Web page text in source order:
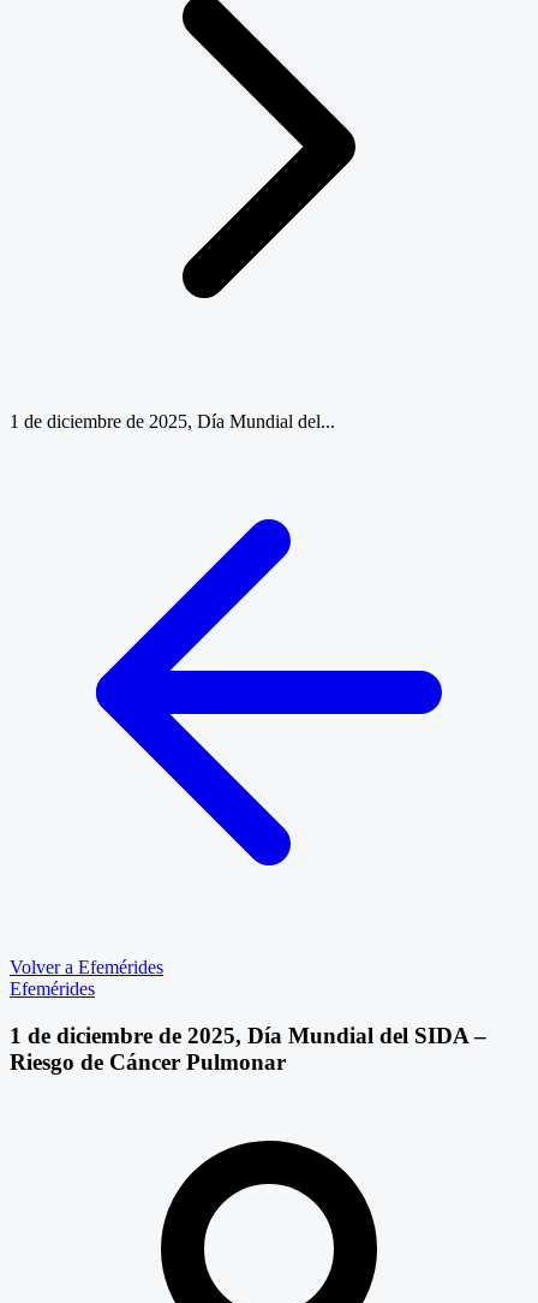
1 de diciembre de 2025, Día Mundial del...
Volver a Efemérides
Efemérides
1 de diciembre de 2025, Día Mundial del SIDA –
Riesgo de Cáncer Pulmonar